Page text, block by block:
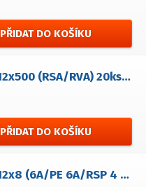
PŘIDAT DO KOŠÍKU
pásek RSA 12x500 (RSA/RVA) 20ks nedělený bez popisu
PŘIDAT DO KOŠÍKU
pásek RSA 12x8 (6A/PE 6A/RSP 4 ramínko) dělený bez popisu